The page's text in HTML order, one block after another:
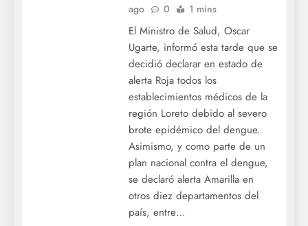
ago
0 1 mins
El Ministro de Salud, Oscar
Ugarte, informó esta tarde que se
decidió declarar en estado de
alerta Roja todos los
establecimientos médicos de la
región Loreto debido al severo
brote epidémico del dengue.
Asimismo, y como parte de un
plan nacional contra el dengue,
se declaró alerta Amarilla en
otros diez departamentos del
país, entre…